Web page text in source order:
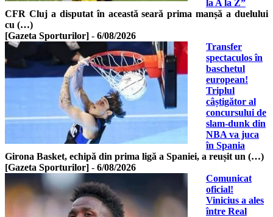
la A la Z”
CFR Cluj a disputat în această seară prima manșă a duelului
cu (…)
[Gazeta Sporturilor] - 6/08/2026
Transfer
spectaculos în
baschetul
european!
Triplul
câștigător al
concursului de
slam-dunk din
NBA va juca
în Spania
Girona Basket, echipă din prima ligă a Spaniei, a reușit un (…)
[Gazeta Sporturilor] - 6/08/2026
Comunicat
oficial!
Vinicius a ales
între Real